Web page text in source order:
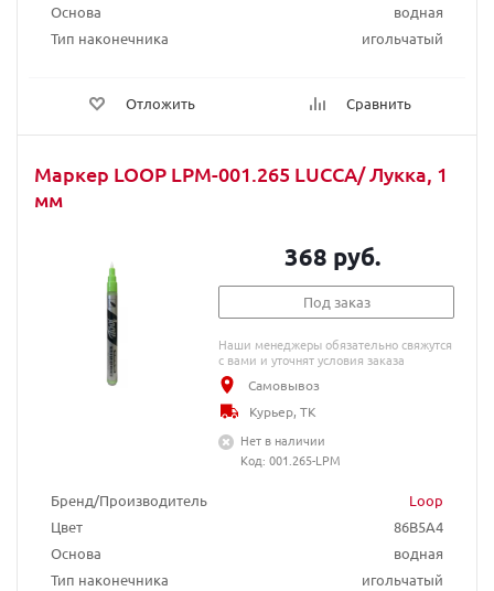
Основа
водная
Тип наконечника
игольчатый
Отложить Сравнить
Маркер LOOP LPM-001.265 LUCCA/ Лукка, 1
мм
Бренд/Производитель
Loop
Цвет
86B5A4
Основа
водная
Тип наконечника
игольчатый
368 руб.
Под заказ
Наши менеджеры обязательно свяжутся
с вами и уточнят условия заказа
Самовывоз
Курьер, ТК
Нет в наличии
Код: 001.265-LPM